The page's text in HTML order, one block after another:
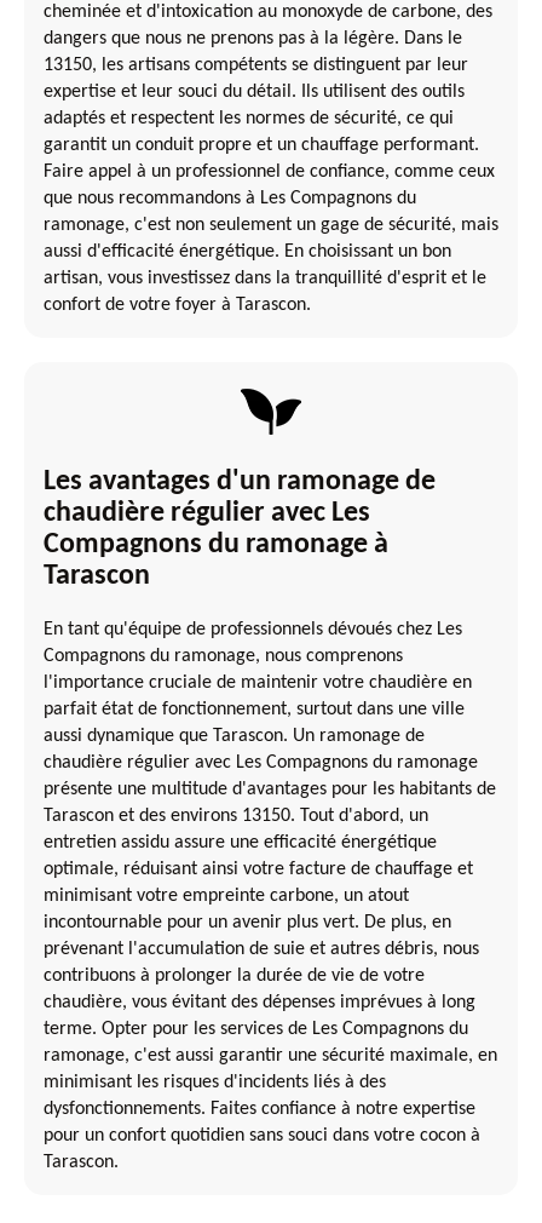
cheminée et d'intoxication au monoxyde de carbone, des
dangers que nous ne prenons pas à la légère. Dans le
13150, les artisans compétents se distinguent par leur
expertise et leur souci du détail. Ils utilisent des outils
adaptés et respectent les normes de sécurité, ce qui
garantit un conduit propre et un chauffage performant.
Faire appel à un professionnel de confiance, comme ceux
que nous recommandons à Les Compagnons du
ramonage, c'est non seulement un gage de sécurité, mais
aussi d'efficacité énergétique. En choisissant un bon
artisan, vous investissez dans la tranquillité d'esprit et le
confort de votre foyer à Tarascon.
Les avantages d'un ramonage de
chaudière régulier avec Les
Compagnons du ramonage à
Tarascon
En tant qu'équipe de professionnels dévoués chez Les
Compagnons du ramonage, nous comprenons
l'importance cruciale de maintenir votre chaudière en
parfait état de fonctionnement, surtout dans une ville
aussi dynamique que Tarascon. Un ramonage de
chaudière régulier avec Les Compagnons du ramonage
présente une multitude d'avantages pour les habitants de
Tarascon et des environs 13150. Tout d'abord, un
entretien assidu assure une efficacité énergétique
optimale, réduisant ainsi votre facture de chauffage et
minimisant votre empreinte carbone, un atout
incontournable pour un avenir plus vert. De plus, en
prévenant l'accumulation de suie et autres débris, nous
contribuons à prolonger la durée de vie de votre
chaudière, vous évitant des dépenses imprévues à long
terme. Opter pour les services de Les Compagnons du
ramonage, c'est aussi garantir une sécurité maximale, en
minimisant les risques d'incidents liés à des
dysfonctionnements. Faites confiance à notre expertise
pour un confort quotidien sans souci dans votre cocon à
Tarascon.